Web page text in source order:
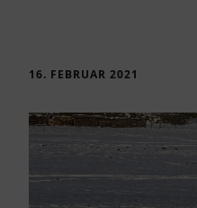
16. FEBRUAR 2021